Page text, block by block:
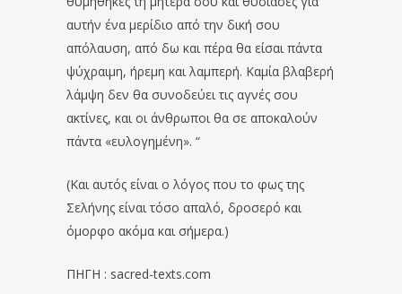
αυτήν ένα μερίδιο από την δική σου
απόλαυση, από δω και πέρα θα είσαι πάντα
ψύχραιμη, ήρεμη και λαμπερή. Καμία βλαβερή
λάμψη δεν θα συνοδεύει τις αγνές σου
ακτίνες, και οι άνθρωποι θα σε αποκαλούν
πάντα «ευλογημένη». “
(Και αυτός είναι ο λόγος που το φως της
Σελήνης είναι τόσο απαλό, δροσερό και
όμορφο ακόμα και σήμερα.)
ΠΗΓΗ : sacred-texts.com